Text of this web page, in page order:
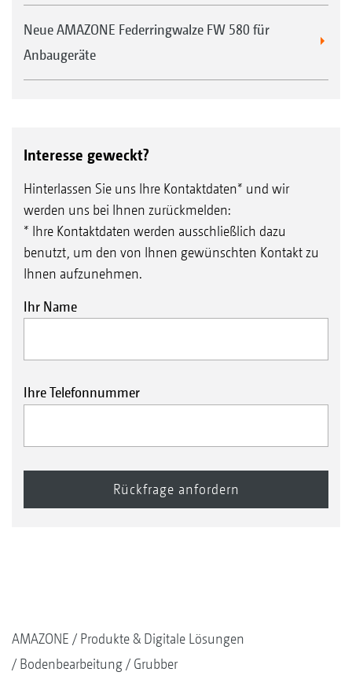
Neue AMAZONE Federringwalze FW 580 für
Anbaugeräte
Interesse geweckt?
Hinterlassen Sie uns Ihre Kontaktdaten* und wir
werden uns bei Ihnen zurückmelden:
* Ihre Kontaktdaten werden ausschließlich dazu
benutzt, um den von Ihnen gewünschten Kontakt zu
Ihnen aufzunehmen.
Ihr Name
Ihre Telefonnummer
AMAZONE
Produkte & Digitale Lösungen
Bodenbearbeitung
Grubber